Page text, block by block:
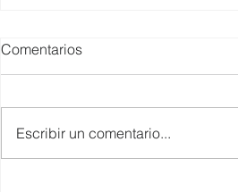
Comentarios
Escribir un comentario...